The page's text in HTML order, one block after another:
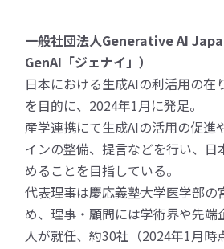
一般社団法人Generative AI
GenAI「ジェナイ」）
日本における生成AIの利活用の在
を目的に、2024年1月に発足。
産学連携にて生成AIの活用の促進
インの整備、提言などを行い、日
めることを目指している。
代表理事は慶応義塾大学医学部の
め、理事・顧問には学術界や先端
人が就任、約30社（2024年1月時